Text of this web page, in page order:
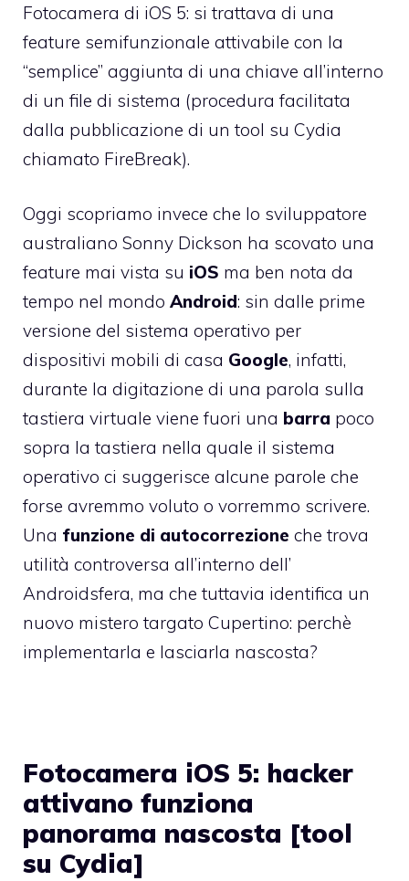
Fotocamera di iOS 5: si trattava di una
feature semifunzionale attivabile con la
“semplice” aggiunta di una chiave all’interno
di un file di sistema (procedura facilitata
dalla pubblicazione di un tool su Cydia
chiamato FireBreak).
Oggi scopriamo invece che lo sviluppatore
australiano Sonny Dickson ha scovato una
feature mai vista su iOS ma ben nota da
tempo nel mondo Android: sin dalle prime
versione del sistema operativo per
dispositivi mobili di casa Google, infatti,
durante la digitazione di una parola sulla
tastiera virtuale viene fuori una barra poco
sopra la tastiera nella quale il sistema
operativo ci suggerisce alcune parole che
forse avremmo voluto o vorremmo scrivere.
Una funzione di autocorrezione che trova
utilità controversa all’interno dell’
Androidsfera, ma che tuttavia identifica un
nuovo mistero targato Cupertino: perchè
implementarla e lasciarla nascosta?
Fotocamera iOS 5: hacker
attivano funziona
panorama nascosta [tool
su Cydia]